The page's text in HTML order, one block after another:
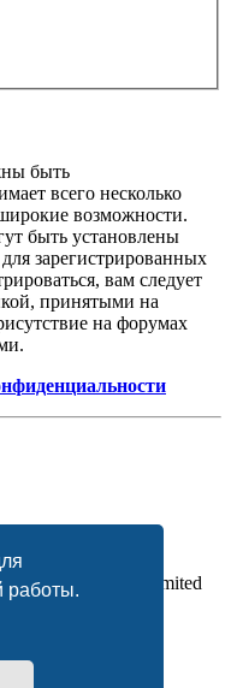
работы.
быть
всего несколько
возможности.
быть установлены
зарегистрированных
вам следует
принятыми на
на форумах
© phpBB Limited